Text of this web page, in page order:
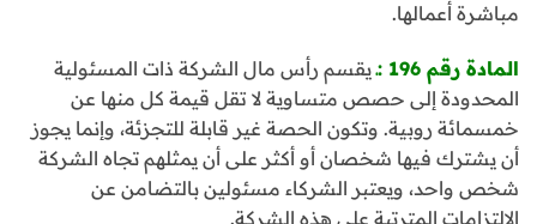
مباشرة أعمالها.
المادة رقم 196 :ـ
يقسم رأس مال الشركة ذات المسئولية
المحدودة إلى حصص متساوية لا تقل قيمة كل منها عن
خمسمائة روبية. وتكون الحصة غير قابلة للتجزئة، وإنما يجوز
أن يشترك فيها شخصان أو أكثر على أن يمثلهم تجاه الشركة
شخص واحد، ويعتبر الشركاء مسئولين بالتضامن عن
الالتزامات المترتبة على هذه الشركة.